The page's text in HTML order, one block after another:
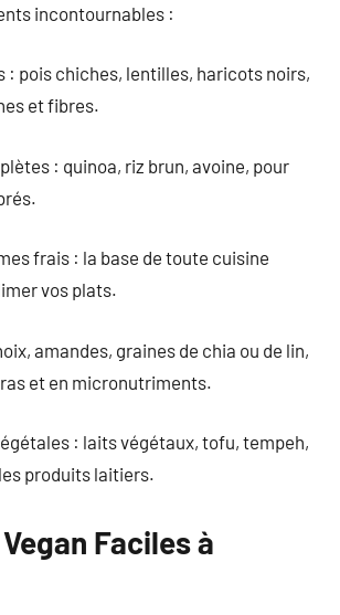
incontournables :
: pois chiches, lentilles, haricots noirs,
et fibres.
: quinoa, riz brun, avoine, pour
frais : la base de toute cuisine
vos plats.
amandes, graines de chia ou de lin,
et en micronutriments.
: laits végétaux, tofu, tempeh,
produits laitiers.
Faciles à